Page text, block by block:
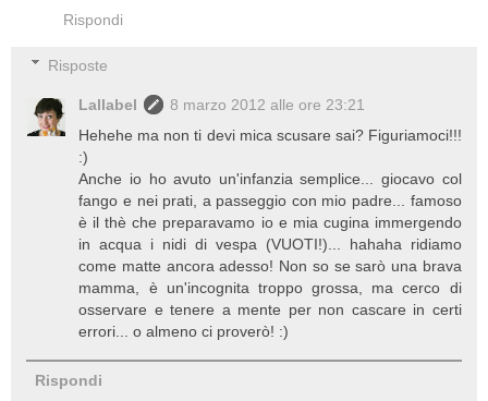
Rispondi
Risposte
Lallabel
8 marzo 2012 alle ore 23:21
Hehehe ma non ti devi mica scusare sai? Figuriamoci!!!
:)
Anche io ho avuto un'infanzia semplice... giocavo col
fango e nei prati, a passeggio con mio padre... famoso
è il thè che preparavamo io e mia cugina immergendo
in acqua i nidi di vespa (VUOTI!)... hahaha ridiamo
come matte ancora adesso! Non so se sarò una brava
mamma, è un'incognita troppo grossa, ma cerco di
osservare e tenere a mente per non cascare in certi
errori... o almeno ci proverò! :)
Rispondi